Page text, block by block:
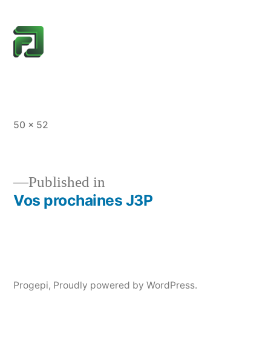
Full
50 × 52
Post
Published in
Vos prochaines J3P
Progepi, Proudly powered by WordPress.